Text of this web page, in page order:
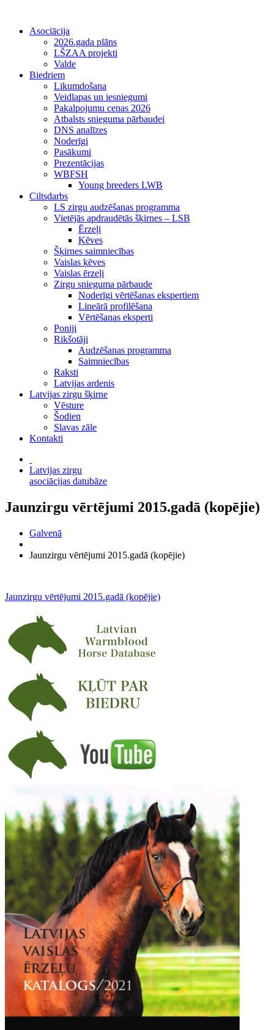
Asociācija
2026.gada plāns
LŠZAA projekti
Valde
Biedriem
Likumdošana
Veidlapas un iesniegumi
Pakalpojumu cenas 2026
Atbalsts snieguma pārbaudei
DNS analīzes
Noderīgi
Pasākumi
Prezentācijas
WBFSH
Young breeders LWB
Ciltsdarbs
LS zirgu audzēšanas programma
Vietējās apdraudētās šķirnes – LSB
Ērzeļi
Ķēves
Šķirnes saimniecības
Vaislas ķēves
Vaislas ērzeļi
Zirgu snieguma pārbaude
Noderīgi vērtēšanas ekspertiem
Lineārā profilēšana
Vērtēšanas eksperti
Poniji
Rikšotāji
Audzēšanas programma
Saimniecības
Raksti
Latvijas ardenis
Latvijas zirgu šķirne
Vēsture
Šodien
Slavas zāle
Kontakti
Latvijas zirgu
asociācijas datubāze
Jaunzirgu vērtējumi 2015.gadā (kopējie)
Galvenā
Jaunzirgu vērtējumi 2015.gadā (kopējie)
Jaunzirgu vērtējumi 2015.gadā (kopējie)